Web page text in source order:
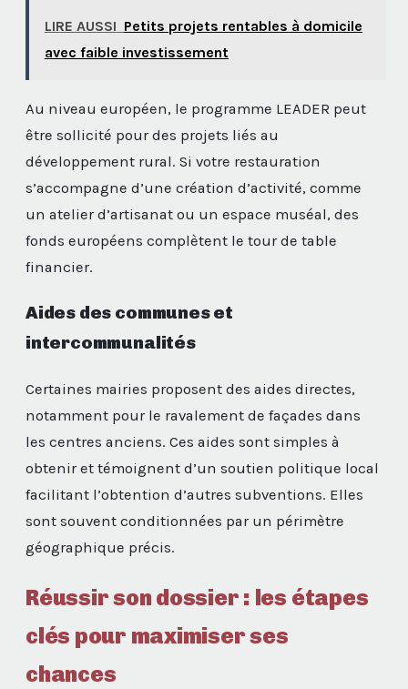
LIRE AUSSI Petits projets rentables à domicile
avec faible investissement
Au niveau européen, le programme LEADER peut
être sollicité pour des projets liés au
développement rural. Si votre restauration
s’accompagne d’une création d’activité, comme
un atelier d’artisanat ou un espace muséal, des
fonds européens complètent le tour de table
financier.
Aides des communes et
intercommunalités
Certaines mairies proposent des aides directes,
notamment pour le ravalement de façades dans
les centres anciens. Ces aides sont simples à
obtenir et témoignent d’un soutien politique local
facilitant l’obtention d’autres subventions. Elles
sont souvent conditionnées par un périmètre
géographique précis.
Réussir son dossier : les étapes
clés pour maximiser ses
chances